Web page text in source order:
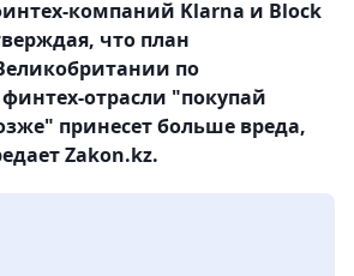
компаний Klarna и Block
что план
по
отрасли "покупай
принесет больше вреда,
Zakon.kz.